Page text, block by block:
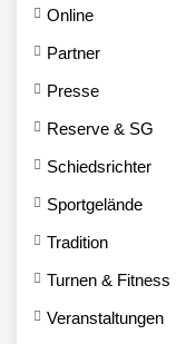
Online
Partner
Presse
Reserve & SG
Schiedsrichter
Sportgelände
Tradition
Turnen & Fitness
Veranstaltungen